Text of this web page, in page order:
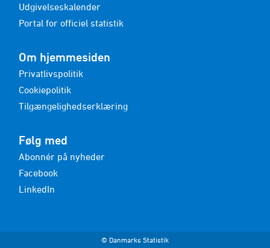
Udgivelseskalender
Portal for officiel statistik
Om hjemmesiden
Privatlivspolitik
Cookiepolitik
Tilgængelighedserklæring
Følg med
Abonnér på nyheder
Facebook
LinkedIn
© Danmarks Statistik